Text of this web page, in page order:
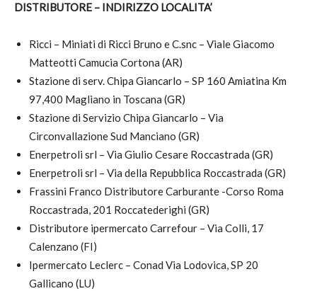
DISTRIBUTORE – INDIRIZZO LOCALITA’
Ricci – Miniati di Ricci Bruno e C.snc – Viale Giacomo
Matteotti Camucia Cortona (AR)
Stazione di serv. Chipa Giancarlo – SP 160 Amiatina Km
97,400 Magliano in Toscana (GR)
Stazione di Servizio Chipa Giancarlo – Via
Circonvallazione Sud Manciano (GR)
Enerpetroli srl – Via Giulio Cesare Roccastrada (GR)
Enerpetroli srl – Via della Repubblica Roccastrada (GR)
Frassini Franco Distributore Carburante -Corso Roma
Roccastrada, 201 Roccatederighi (GR)
Distributore ipermercato Carrefour – Via Colli, 17
Calenzano (FI)
Ipermercato Leclerc – Conad Via Lodovica, SP 20
Gallicano (LU)